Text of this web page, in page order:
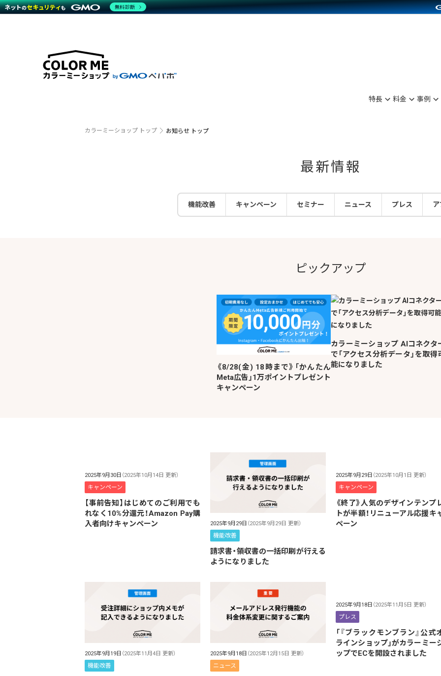
特長 料金 事例
特長
商材一覧を見る
機能一覧を見る
特長別に見る
売上につながる集客
複数店舗との連携
業種別に見る
料金シミュレーション
運営サポート
開発・API連携代行
カラーミーショップ トップ お知らせ トップ
最新情報
機能改善 キャンペーン セミナー ニュース プレス
ピックアップ
《8/28(金) 18時まで》「かんたん
Meta広告」1万ポイントプレゼント
キャンペーン
カラーミーショップ AIコネクタ
で「アクセス分析データ」を取得
能になりました
2025年9月30日 （2025年10月14日 更新）
キャンペーン
【事前告知】はじめてのご利用でも
れなく10%分還元！Amazon Pay購
入者向けキャンペーン
2025年9月29日 （2025年9月29日 更新）
機能改善
請求書・領収書の一括印刷が行える
ようになりました
2025年9月29日 （2025年10月1日 更新）
キャンペーン
《終了》人気のデザインテンプ
トが半額！リニューアル応援キ
ペーン
2025年9月19日 （2025年11月4日 更新）
機能改善
2025年9月18日 （2025年12月15日 更新）
ニュース
2025年9月18日 （2025年11月5日 更新）
プレス
「『ブラックモンブラン』公式
ラインショップ」がカラーミー
ップでECを開設されました
無料診断